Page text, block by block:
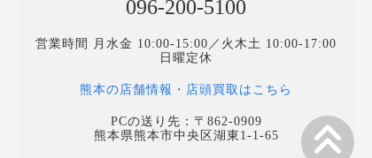
096-200-5100
営業時間 月水金 10:00-15:00／火木土 10:00-17:00
日曜定休
熊本の店舗情報・店頭買取はこちら
PCの送り先：〒862-0909
熊本県熊本市中央区湖東1-1-65